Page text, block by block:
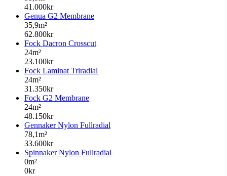
41.000kr
Genua G2 Membrane
35,9m²
62.800kr
Fock Dacron Crosscut
24m²
23.100kr
Fock Laminat Triradial
24m²
31.350kr
Fock G2 Membrane
24m²
48.150kr
Gennaker Nylon Fullradial
78,1m²
33.600kr
Spinnaker Nylon Fullradial
0m²
0kr